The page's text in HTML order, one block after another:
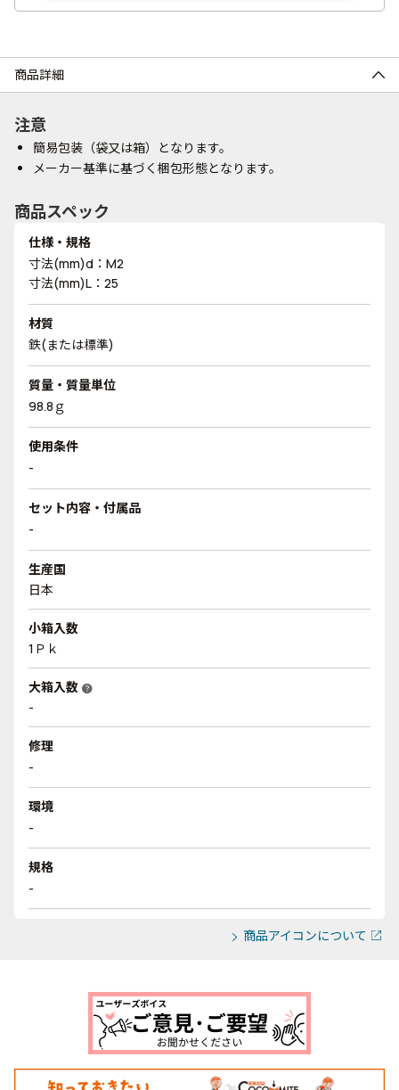
商品詳細
注意
簡易包装（袋又は箱）となります。
メーカー基準に基づく梱包形態となります。
商品スペック
仕様・規格
寸法(mm)d：M2
寸法(mm)L：25
材質
鉄(または標準)
質量・質量単位
98.8ｇ
使用条件
-
セット内容・付属品
-
生産国
日本
小箱入数
1Ｐｋ
大箱入数 help
-
修理
-
環境
-
規格
-
商品アイコンについて